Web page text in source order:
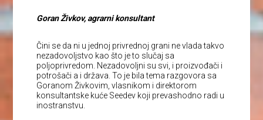
Goran Živkov, agrarni konsultant
Čini se da ni u jednoj privrednoj grani ne vlada takvo
nezadovoljstvo kao što je to slučaj sa
poljoprivredom. Nezadovoljni su svi, i proizvođači i
potrošači a i država. To je bila tema razgovora sa
Goranom Živkovim, vlasnikom i direktorom
konsultantske kuće Seedev koji prevashodno radi u
inostranstvu.